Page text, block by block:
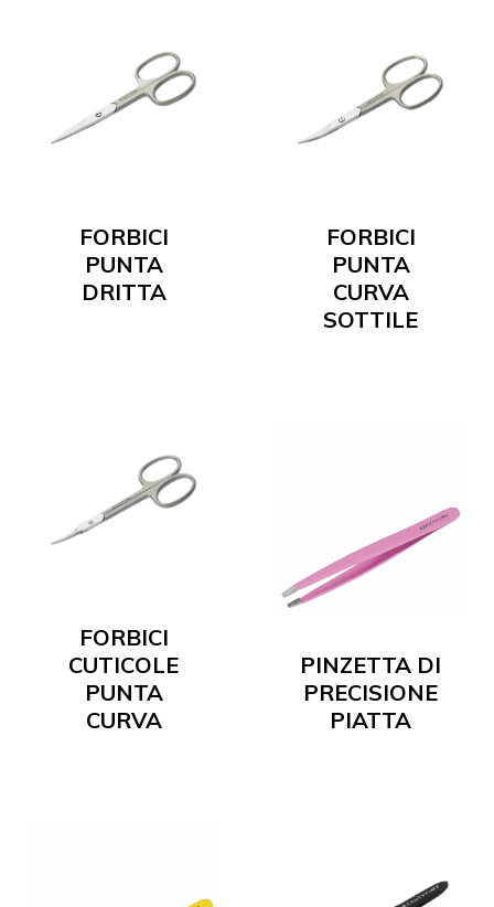
FORBICI
PUNTA
DRITTA
FORBICI
PUNTA
CURVA
SOTTILE
FORBICI
CUTICOLE
PUNTA
CURVA
PINZETTA DI
PRECISIONE
PIATTA